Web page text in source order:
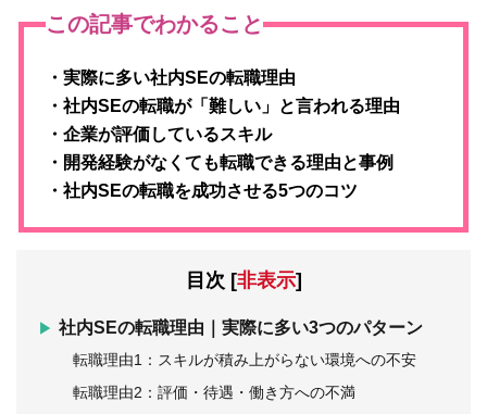
この記事でわかること
・実際に多い社内SEの転職理由
・社内SEの転職が「難しい」と言われる理由
・企業が評価しているスキル
・開発経験がなくても転職できる理由と事例
・社内SEの転職を成功させる5つのコツ
目次 [非表示]
社内SEの転職理由｜実際に多い3つのパターン
転職理由1：スキルが積み上がらない環境への不安
転職理由2：評価・待遇・働き方への不満